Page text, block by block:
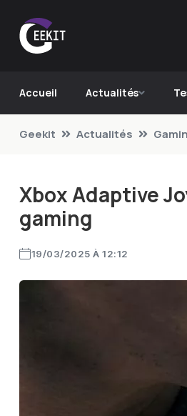
Accueil Actualités
Geekit Actualités
Xbox Adaptive
gaming
19/03/2025 À 12:12